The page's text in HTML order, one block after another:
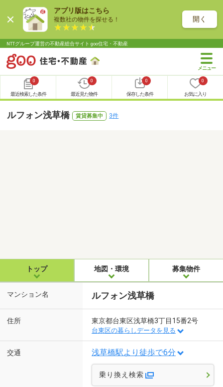
アプリ版はこちら
複数社の物件を探せる！ 開く
NTTグループ運営の不動産総合サイト goo住宅・不動産
0
最近検索した条件
0
最近見た物件
0
保存した条件
0
お気に入り
ルフォン浅草橋 賃貸募集中 3件
トップ 地図・環境 募集物件
マンション名 ルフォン浅草橋
住所 東京都台東区浅草橋3丁目15番2号
台東区の暮らしデータを見る
交通 浅草橋駅より徒歩で6分
乗り換え検索